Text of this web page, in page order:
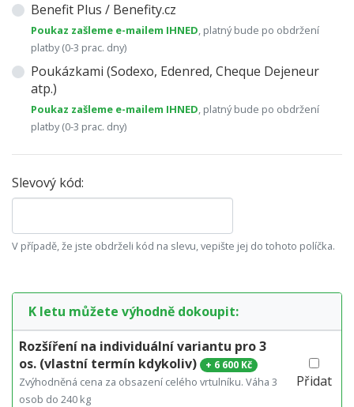
Benefit Plus / Benefity.cz
Poukaz zašleme e-mailem IHNED, platný bude po obdržení
platby (0-3 prac. dny)
Poukázkami (Sodexo, Edenred, Cheque Dejeneur
atp.)
Poukaz zašleme e-mailem IHNED, platný bude po obdržení
platby (0-3 prac. dny)
Slevový kód:
V případě, že jste obdrželi kód na slevu, vepište jej do tohoto políčka.
K letu můžete výhodně dokoupit:
Rozšíření na individuální variantu pro 3
os. (vlastní termín kdykoliv)
+ 6 600 Kč
Zvýhodněná cena za obsazení celého vrtulníku. Váha 3
osob do 240 kg
Přidat